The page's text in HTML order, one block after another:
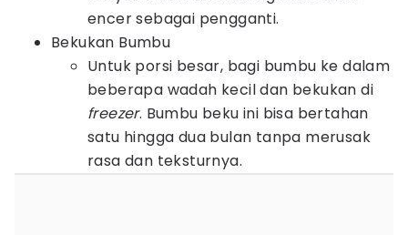
encer sebagai pengganti.
Bekukan Bumbu
Untuk porsi besar, bagi bumbu ke dalam
beberapa wadah kecil dan bekukan di
freezer. Bumbu beku ini bisa bertahan
satu hingga dua bulan tanpa merusak
rasa dan teksturnya.